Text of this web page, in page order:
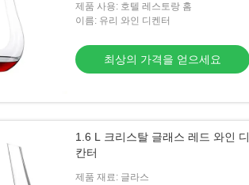
제품 사용: 호텔 레스토랑 홈
이름: 유리 와인 디켄터
최상의 가격을 얻으세요
1.6 L 크리스탈 글래스 레드 와인 디
칸터
제품 재료: 글라스